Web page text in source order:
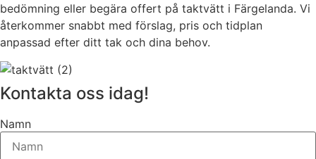
bedömning eller begära offert på taktvätt i Färgelanda. Vi
återkommer snabbt med förslag, pris och tidplan
anpassad efter ditt tak och dina behov.
Kontakta oss idag!
Namn